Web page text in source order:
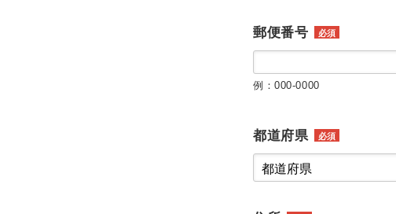
郵便番号 必須
例：000-0000
都道府県 必須